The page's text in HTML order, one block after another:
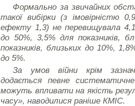
Формально за звичайних
такої вибірки (з імовірністю
ефекту 1,3) не перевищувала
до 50%, 3,5% для показників,
показників, близьких до 10%,
до 5%.
За умов війни крім
додається певне
можуть впливати на якість
часу», наводилися раніше КМІС.